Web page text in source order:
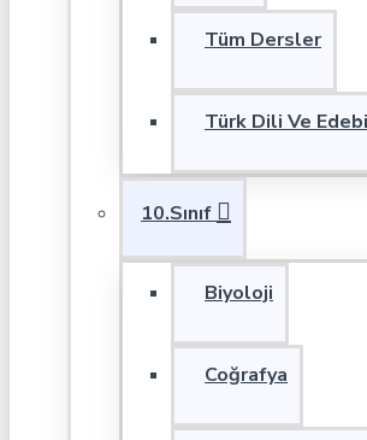
Tüm Dersler
Türk Dili Ve
10.Sınıf
Biyoloji
Coğrafya